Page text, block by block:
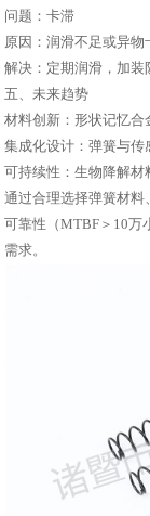
问题：卡滞
原因：润滑不足或异物
解决：定期润滑，加装
五、未来趋势
材料创新：形状记忆合
集成化设计：弹簧与传
可持续性：生物降解材
通过合理选择弹簧材
可靠性（MTBF＞10万
需求。